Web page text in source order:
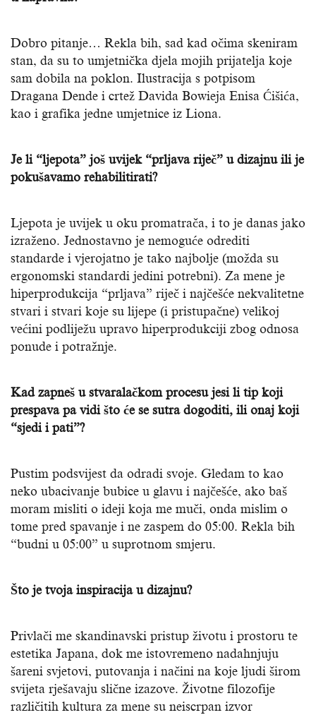
Dobro pitanje… Rekla bih, sad kad očima skeniram
stan, da su to umjetnička djela mojih prijatelja koje
sam dobila na poklon. Ilustracija s potpisom
Dragana Dende i crtež Davida Bowieja Enisa Ćišića,
kao i grafika jedne umjetnice iz Liona.
Je li “ljepota” još uvijek “prljava riječ” u dizajnu ili je
pokušavamo rehabilitirati?
Ljepota je uvijek u oku promatrača, i to je danas jako
izraženo. Jednostavno je nemoguće odrediti
standarde i vjerojatno je tako najbolje (možda su
ergonomski standardi jedini potrebni). Za mene je
hiperprodukcija “prljava” riječ i najčešće nekvalitetne
stvari i stvari koje su lijepe (i pristupačne) velikoj
većini podliježu upravo hiperprodukciji zbog odnosa
ponude i potražnje.
Kad zapneš u stvaralačkom procesu jesi li tip koji
prespava pa vidi što će se sutra dogoditi, ili onaj koji
“sjedi i pati”?
Pustim podsvijest da odradi svoje. Gledam to kao
neko ubacivanje bubice u glavu i najčešće, ako baš
moram misliti o ideji koja me muči, onda mislim o
tome pred spavanje i ne zaspem do 05:00. Rekla bih
“budni u 05:00” u suprotnom smjeru.
Što je tvoja inspiracija u dizajnu?
Privlači me skandinavski pristup životu i prostoru te
estetika Japana, dok me istovremeno nadahnjuju
šareni svjetovi, putovanja i načini na koje ljudi širom
svijeta rješavaju slične izazove. Životne filozofije
različitih kultura za mene su neiscrpan izvor